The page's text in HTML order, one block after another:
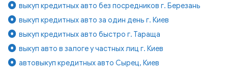
выкуп кредитных авто без посредников г. Березань
выкуп кредитных авто за один день г. Киев
выкуп кредитных авто быстро г. Тараща
выкуп авто в залоге у частных лиц г. Киев
автовыкуп кредитных авто Сырец, Киев